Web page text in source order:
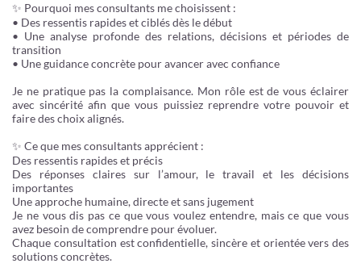
✨ Pourquoi mes consultants me choisissent :
• Des ressentis rapides et ciblés dès le début
• Une analyse profonde des relations, décisions et périodes de
transition
• Une guidance concrète pour avancer avec confiance
Je ne pratique pas la complaisance. Mon rôle est de vous éclairer
avec sincérité afin que vous puissiez reprendre votre pouvoir et
faire des choix alignés.
✨ Ce que mes consultants apprécient :
Des ressentis rapides et précis
Des réponses claires sur l’amour, le travail et les décisions
importantes
Une approche humaine, directe et sans jugement
Je ne vous dis pas ce que vous voulez entendre, mais ce que vous
avez besoin de comprendre pour évoluer.
Chaque consultation est confidentielle, sincère et orientée vers des
solutions concrètes.